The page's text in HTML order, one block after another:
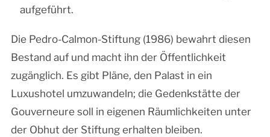
aufgeführt.
Die Pedro-Calmon-Stiftung (1986) bewahrt diesen
Bestand auf und macht ihn der Öffentlichkeit
zugänglich. Es gibt Pläne, den Palast in ein
Luxushotel umzuwandeln; die Gedenkstätte der
Gouverneure soll in eigenen Räumlichkeiten unter
der Obhut der Stiftung erhalten bleiben.